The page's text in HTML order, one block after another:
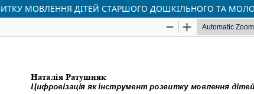
МОВЛЕННЯ ДІТЕЙ СТАРШОГО ДОШКІЛЬНОГО ТА